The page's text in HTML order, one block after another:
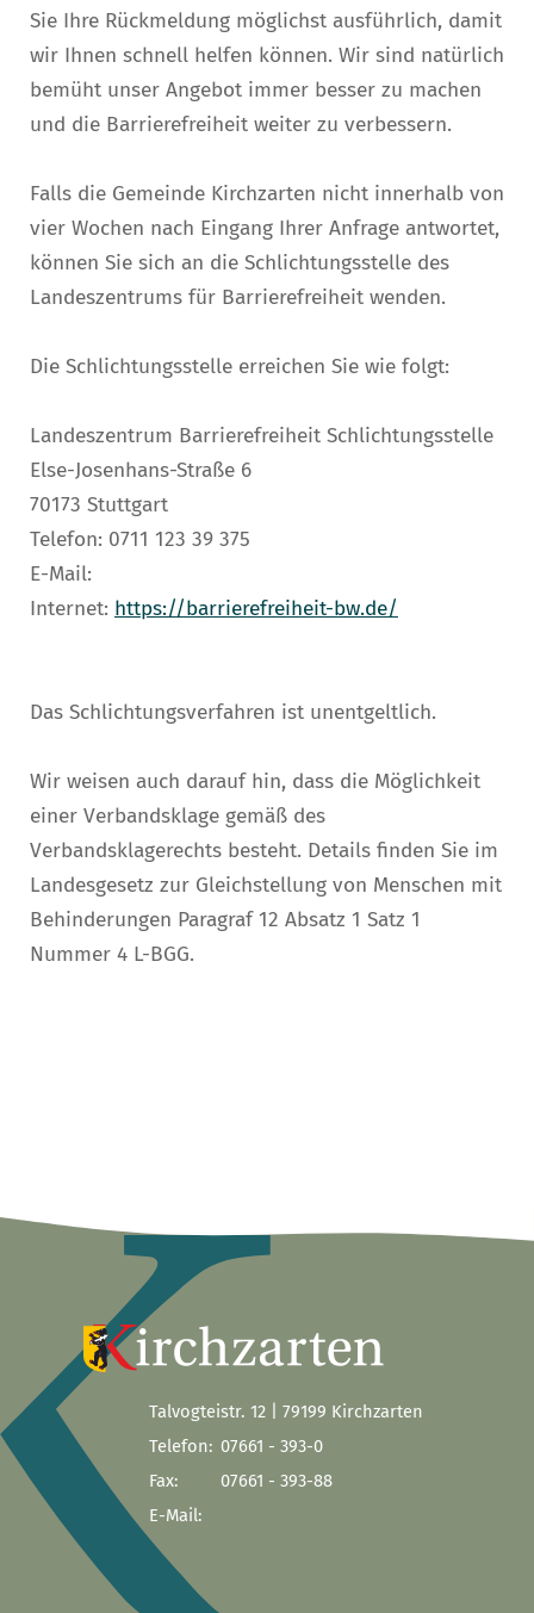
Sie Ihre Rückmeldung möglichst ausführlich, damit
wir Ihnen schnell helfen können. Wir sind natürlich
bemüht unser Angebot immer besser zu machen
und die Barrierefreiheit weiter zu verbessern.
Falls die Gemeinde Kirchzarten nicht innerhalb von
vier Wochen nach Eingang Ihrer Anfrage antwortet,
können Sie sich an die Schlichtungsstelle des
Landeszentrums für Barrierefreiheit wenden.
Die Schlichtungsstelle erreichen Sie wie folgt:
Landeszentrum Barrierefreiheit Schlichtungsstelle
Else-Josenhans-Straße 6
70173 Stuttgart
Telefon: 0711 123 39 375
E-Mail:
Internet: https://barrierefreiheit-bw.de/
Das Schlichtungsverfahren ist unentgeltlich.
Wir weisen auch darauf hin, dass die Möglichkeit
einer Verbandsklage gemäß des
Verbandsklagerechts besteht. Details finden Sie im
Landesgesetz zur Gleichstellung von Menschen mit
Behinderungen Paragraf 12 Absatz 1 Satz 1
Nummer 4 L-BGG.
Talvogteistr. 12 | 79199 Kirchzarten
Telefon: 07661 - 393-0
Fax:
07661 - 393-88
E-Mail: